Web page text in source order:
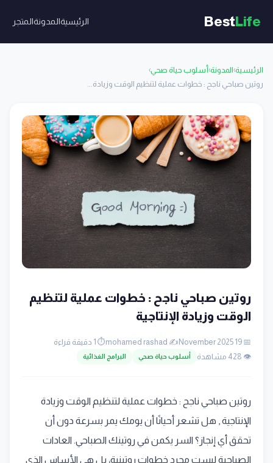
BestLife الرئيسيةالمدونةالمتجر
الرئيسية›المدونة›أسلوب حياة صحي›
روتين صباحي ناجح : خطوات عملية لتنظيم الوقت وزيادة...
روتين صباحي ناجح : خطوات عملية لتنظيم
الوقت وزيادة الإنتاجية
📅 19 November 2025
✍️ mohamed rashad
⏱️ 1 دقيقة قراءة
👁️ 428 مشاهدة
أسلوب حياة صحي البرامج الغذائية
روتين صباحي ناجح : خطوات عملية لتنظيم الوقت وزيادة
الإنتاجية , هل تشعر أحيانًا أن يومك يمر بسرعة دون أن
تحقق أي إنجاز؟ السر يكمن في روتينك الصباحي. العادات
الصباحية ليست مجرد خطوات روتينية، بل هي الأساس الذي